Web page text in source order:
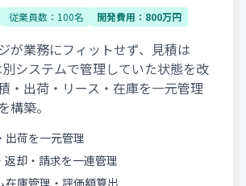
従業員数：100名 開発費用：800万円
が業務にフィットせず、見積は
システムで管理していた状態を改
・出荷・リース・在庫を一元管理
構築。
出荷を一元管理
返却・請求を一連管理
在庫管理・評価額算出